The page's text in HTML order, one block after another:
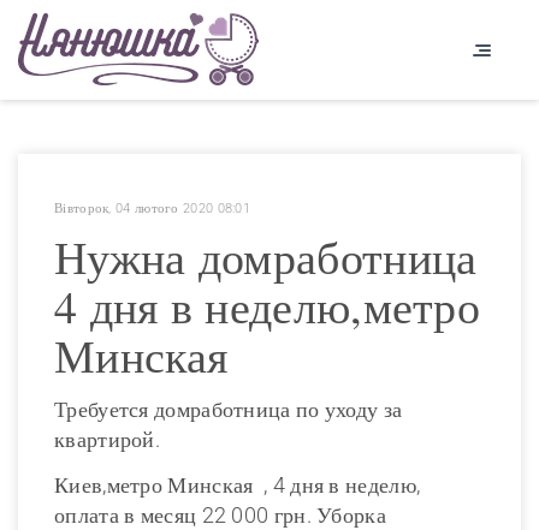
Вівторок, 04 лютого 2020 08:01
Нужна домработница
4 дня в неделю,метро
Минская
Требуется домработница по уходу за
квартирой.
Киев,метро Минская , 4 дня в неделю,
оплата в месяц 22 000 грн. Уборка